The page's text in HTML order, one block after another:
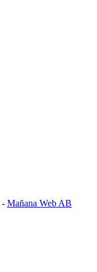
- Mañana Web AB